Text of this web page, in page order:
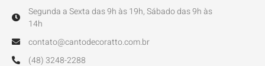
Segunda a Sexta das 9h às 19h, Sábado das 9h às
14h
contato@cantodecoratto.com.br
(48) 3248-2288